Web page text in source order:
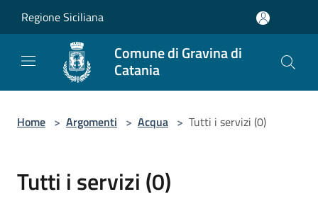
Regione Siciliana
Comune di Gravina di
Catania
Home > Argomenti > Acqua > Tutti i servizi (0)
Tutti i servizi (0)